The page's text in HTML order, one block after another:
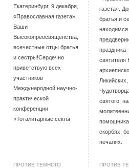
Екатеринбург, 9 декабря,
«Православная газета».
Ваши
Высокопреосвященства,
всечестные отцы братья
и сестры!Сердечно
приветствую всех
участников
Международной научно-
практической
конференции
«Тоталитарные секты
газета».
братья и
находимся
святителя
Ликийских,
святого,
скорбях,
печалях.
ПРОТИВ ТЕМНОГО
ПРОТИВ